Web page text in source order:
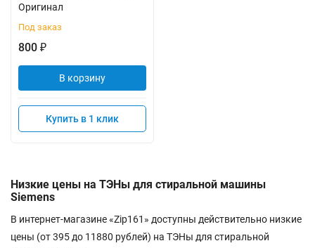
Оригинал
Под заказ
800 ₽
В корзину
Купить в 1 клик
Низкие цены на ТЭНы для стиральной машины
Siemens
В интернет-магазине «Zip161» доступны действительно низкие
цены (от 395 до 11880 рублей) на ТЭНы для стиральной